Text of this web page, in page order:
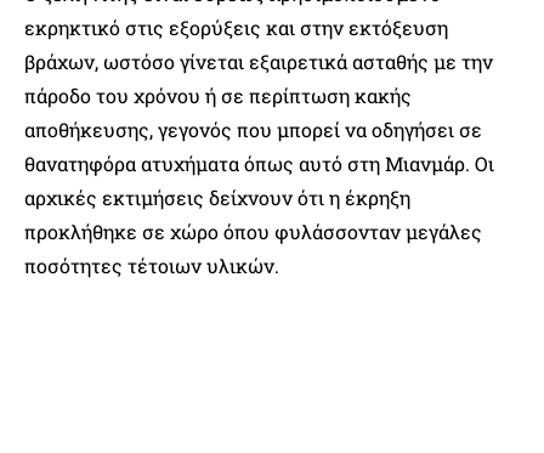
εκρηκτικό στις εξορύξεις και στην εκτόξευση
βράχων, ωστόσο γίνεται εξαιρετικά ασταθής με την
πάροδο του χρόνου ή σε περίπτωση κακής
αποθήκευσης, γεγονός που μπορεί να οδηγήσει σε
θανατηφόρα ατυχήματα όπως αυτό στη Μιανμάρ. Οι
αρχικές εκτιμήσεις δείχνουν ότι η έκρηξη
προκλήθηκε σε χώρο όπου φυλάσσονταν μεγάλες
ποσότητες τέτοιων υλικών.